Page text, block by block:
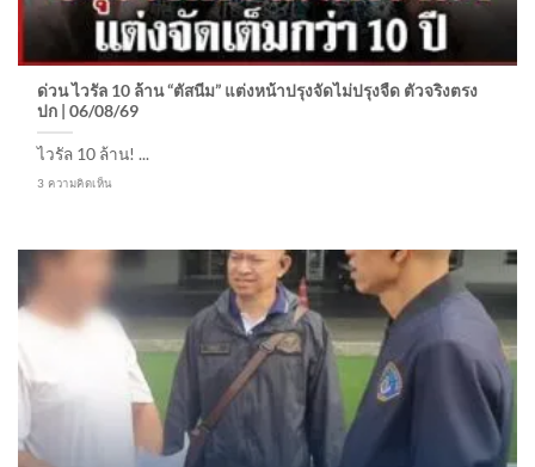
ด่วน ไวรัล 10 ล้าน “ตัสนีม” แต่งหน้าปรุงจัดไม่ปรุงจืด ตัวจริงตรง
ปก | 06/08/69
ไวรัล 10 ล้าน! ...
3 ความคิดเห็น